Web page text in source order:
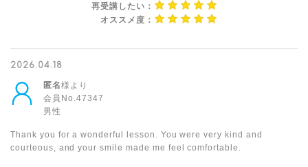
再受講したい：
オススメ度：
2026.04.18
匿名様より
会員No.47347
男性
Thank you for a wonderful lesson. You were very kind and
courteous, and your smile made me feel comfortable.